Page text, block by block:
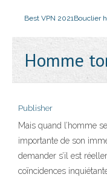
Best VPN 2021Bouclier
Homme
Publisher
Mais quand l’homme
importante de son
demander s’il est
coïncidences